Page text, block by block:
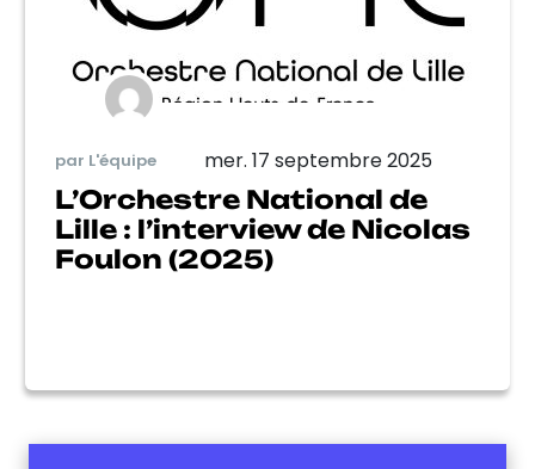
par L'équipe mer. 17 septembre 2025
L’Orchestre National de
Lille : l’interview de Nicolas
Foulon (2025)